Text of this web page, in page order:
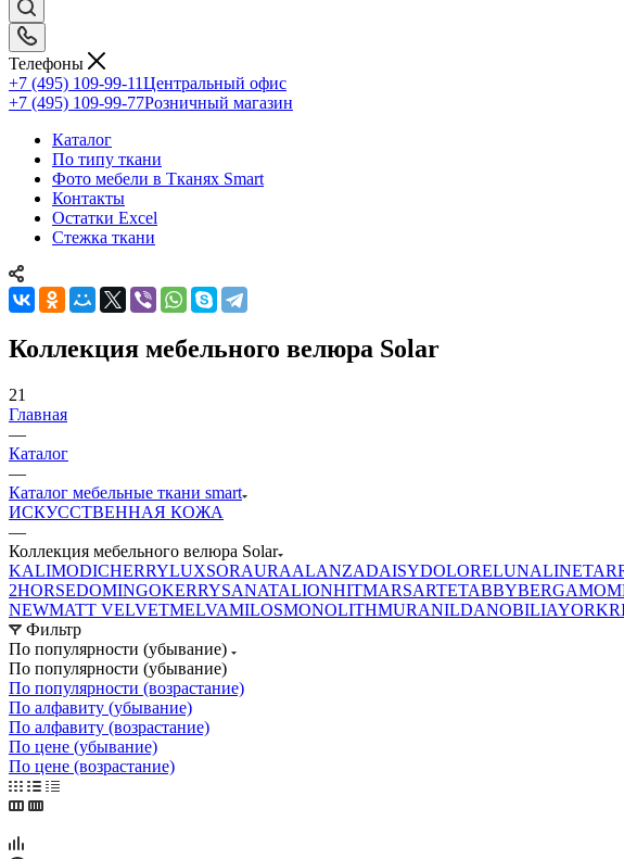
Телефоны
+7 (495) 109-99-11Центральный офис
+7 (495) 109-99-77Розничный магазин
Каталог
По типу ткани
Фото мебели в Тканях Smart
Контакты
Остатки Excel
Стежка ткани
Коллекция мебельного велюра Solar
21
Главная
—
Каталог
—
Каталог мебельные ткани smart
ИСКУССТВЕННАЯ КОЖА
—
Коллекция мебельного велюра Solar
KALIMODICHERRYLUXSORAURAALANZADAISYDOLORELUNALINET
2HORSEDOMINGOKERRYSANATALIONHITMARSARTETABBYBERGAMO
NEWMATT VELVETMELVAMILOSMONOLITHMURANILDANOBILIAYORK
Фильтр
По популярности (убывание)
По популярности (убывание)
По популярности (возрастание)
По алфавиту (убывание)
По алфавиту (возрастание)
По цене (убывание)
По цене (возрастание)